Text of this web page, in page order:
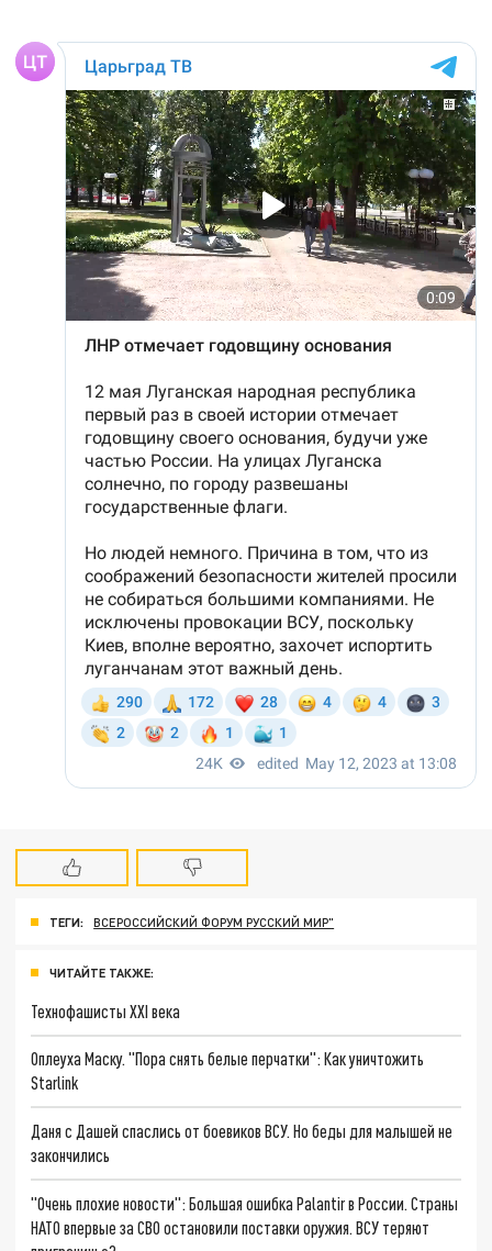
ТЕГИ: ВСЕРОССИЙСКИЙ ФОРУМ РУССКИЙ МИР"
ЧИТАЙТЕ ТАКЖЕ:
Технофашисты XXI века
Оплеуха Маску. "Пора снять белые перчатки": Как уничтожить
Starlink
Даня с Дашей спаслись от боевиков ВСУ. Но беды для малышей не
закончились
"Очень плохие новости": Большая ошибка Palantir в России. Страны
НАТО впервые за СВО остановили поставки оружия. ВСУ теряют